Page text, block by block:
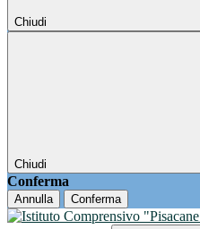
Chiudi
Chiudi
Conferma
Annulla Conferma